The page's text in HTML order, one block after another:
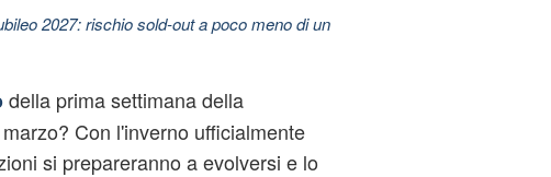
2027: rischio sold-out a poco meno di un
della prima settimana della
Con l'inverno ufficialmente
si prepareranno a evolversi e lo